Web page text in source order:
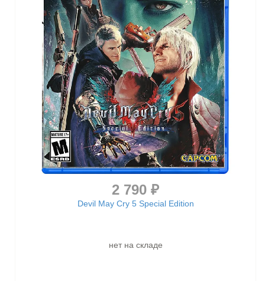
2 790 ₽
Devil May Cry 5 Special Edition
нет на складе